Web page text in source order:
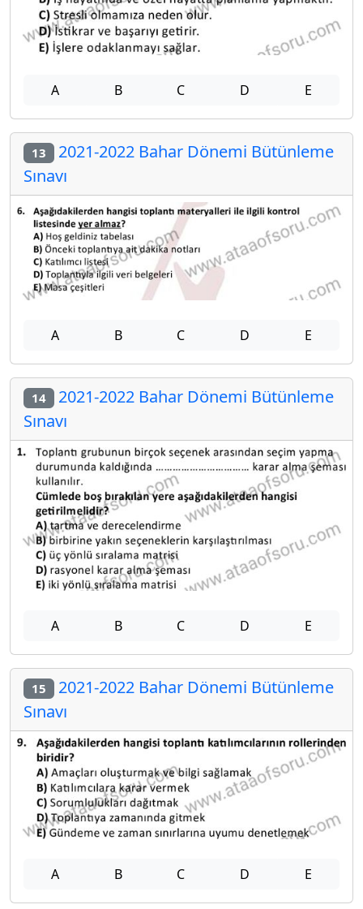
A B C D E
13 2021-2022 Bahar Dönemi Bütünleme
Sınavı
A B C D E
14 2021-2022 Bahar Dönemi Bütünleme
Sınavı
A B C D E
15 2021-2022 Bahar Dönemi Bütünleme
Sınavı
A B C D E